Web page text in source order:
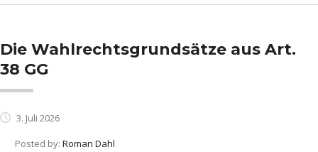
Die Wahlrechtsgrundsätze aus Art.
38 GG
3. Juli 2026
Posted by: Roman Dahl